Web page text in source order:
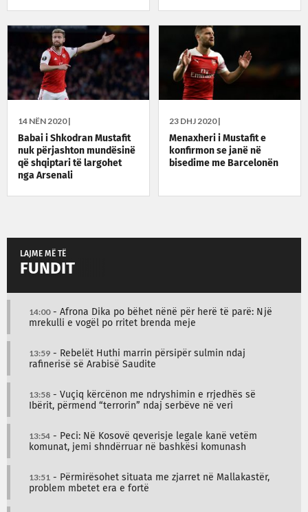
23 DHJ 2020 |
Menaxheri i Mustafit e
konfirmon se janë në
bisedime me Barcelonën
14 NËN 2020 |
Babai i Shkodran Mustafit
nuk përjashton mundësinë
që shqiptari të largohet
nga Arsenali
LAJME MË TË
FUNDIT
14:00- Afrona Dika po bëhet nënë për herë të parë: Një
mrekulli e vogël po rritet brenda meje
13:59 - Rebelët Huthi marrin përsipër sulmin ndaj
rafinerisë së Arabisë Saudite
13:58 - Vuçiq kërcënon me ndryshimin e rrjedhës së
Ibërit, përmend “terrorin” ndaj serbëve në veri
13:54 - Peci: Në Kosovë qeverisje legale kanë vetëm
komunat, jemi shndërruar në bashkësi komunash
13:51 - Përmirësohet situata me zjarret në Mallakastër,
problem mbetet era e fortë